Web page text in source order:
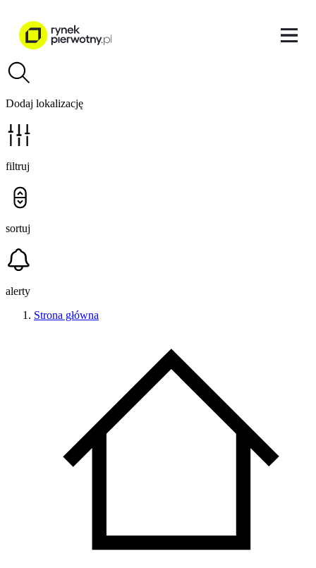
Dodaj lokalizację
filtruj
sortuj
alerty
Strona główna